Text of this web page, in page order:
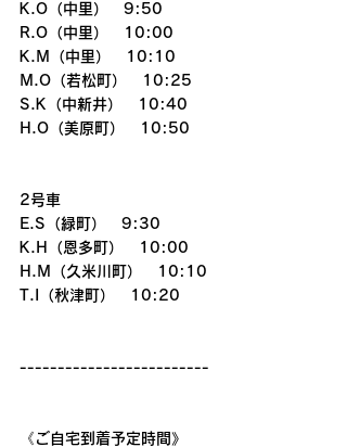
K.O（中里）　9:50
R.O（中里）　10:00
K.M（中里）　10:10
M.O（若松町）　10:25
S.K（中新井）　10:40
H.O（美原町）　10:50
2号車
E.S（緑町）　9:30
K.H（恩多町）　10:00
H.M（久米川町）　10:10
T.I（秋津町）　10:20
-------------------------
《ご自宅到着予定時間》